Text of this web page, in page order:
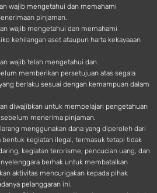
wajib mengetahui dan memahami
pinjaman.
wajib mengetahui dan memahami
kehilangan aset ataupun harta kekayaaan
wajib telah mengetahui dan
memberikan persetujuan atas segala
berlaku sesuai dengan kemampuan dalam
diwajibkan untuk mempelajari pengetahuan
menerima pinjaman.
menggunakan dana yang diperoleh dari
kegiatan ilegal, termasuk tetapi tidak
kegiatan terorisme, pencucian uang, dan
berhak untuk membatalkan
aktivitas mencurigakan kepada pihak
pelanggaran ini.